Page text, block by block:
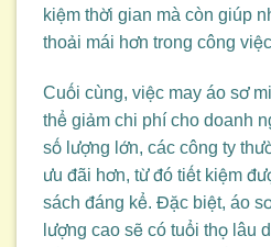
kiệm thời gian mà còn giúp
thoải mái hơn trong công
Cuối cùng, việc may áo sơ
thể giảm chi phí cho doanh
số lượng lớn, các công ty
ưu đãi hơn, từ đó tiết kiệm
sách đáng kể. Đặc biệt, áo
lượng cao sẽ có tuổi thọ lâu